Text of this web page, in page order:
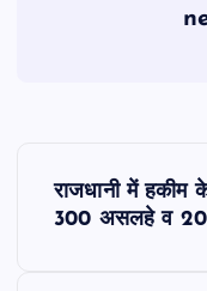
राजधानी में हकीम
300 असलहे व 20